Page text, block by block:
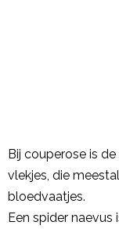
Bij couperose is
vlekjes, die
bloedvaatjes.
Een spider